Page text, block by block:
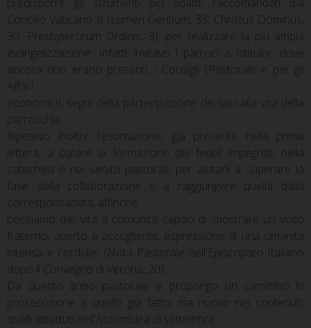
Concilio Vaticano II (Lumen Gentium, 33; Christus Dominus,
30; Presbyterorum Ordinis, 9), per realizzare la più ampia
evangelizzazione. Infatti invitavo i parroci a istituire, dove
ancora non erano presenti, i Consigli (Pastorale e per gli
Affari
economici), segni della partecipazione dei laici alla vita della
parrocchia.
Ripetevo inoltre l'esortazione, già presente nella prima
lettera, a curare la formazione dei fedeli impegnati nella
catechesi e nei servizi pastorali, per aiutarli a superare la
fase della collaborazione e a raggiungere quella dalla
corresponsabilità, affinché
possiamo dar vita a comunità capaci di 'mostrare un volto
fraterno, aperto e accogliente, espressione di una umanità
intensa e cordiale' (Nota Pastorale dell'Episcopato Italiano
dopo il Convegno di Verona, 20).
Da questo anno pastorale vi propongo un cammino in
prosecuzione a quello già fatto, ma nuovo nei contenuti:
quelli dibattuti nell'Assemblea di settembre.